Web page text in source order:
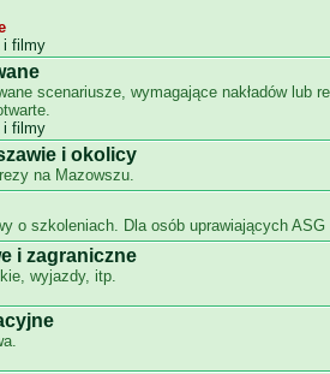
i filmy
scenariusze, wymagające nakładów lub
i filmy
i okolicy
na Mazowszu.
o szkoleniach. Dla osób uprawiających
i zagraniczne
wyjazdy, itp.